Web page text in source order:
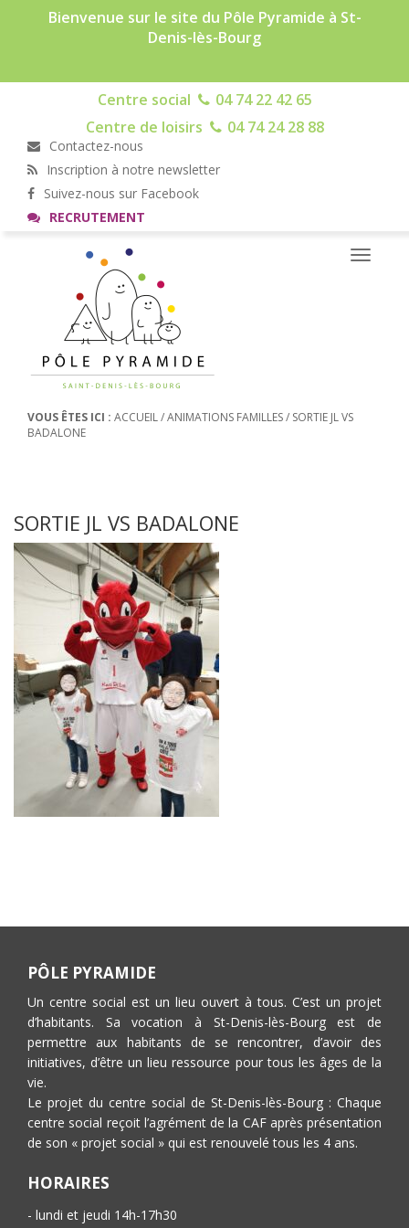
Bienvenue sur le site du Pôle Pyramide à St-
Denis-lès-Bourg
Centre social
04 74 22 42 65
Centre de loisirs
04 74 24 28 88
Contactez-nous
Inscription à notre newsletter
Suivez-nous sur Facebook
RECRUTEMENT
Toggle
VOUS ÊTES ICI : ACCUEIL/ANIMATIONS FAMILLES/ SORTIE JL VS
BADALONE
SORTIE JL VS BADALONE
PÔLE PYRAMIDE
Un centre social est un lieu ouvert à tous. C’est un projet
d’habitants. Sa vocation à St-Denis-lès-Bourg est de
permettre aux habitants de se rencontrer, d’avoir des
initiatives, d’être un lieu ressource pour tous les âges de la
vie.
Le projet du centre social de St-Denis-lès-Bourg : Chaque
centre social reçoit l’agrément de la CAF après présentation
de son « projet social » qui est renouvelé tous les 4 ans.
HORAIRES
- lundi et jeudi 14h-17h30